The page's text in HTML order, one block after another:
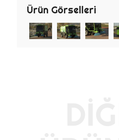
Ürün Görselleri